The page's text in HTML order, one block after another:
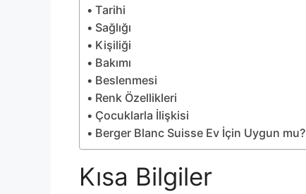
Tarihi
Sağlığı
Kişiliği
Bakımı
Beslenmesi
Renk Özellikleri
Çocuklarla İlişkisi
Berger Blanc Suisse Ev İçin Uygun mu?
Kısa Bilgiler